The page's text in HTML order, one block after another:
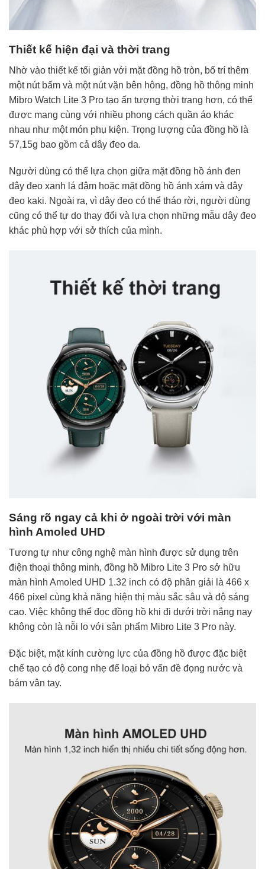
Thiết kế hiện đại và thời trang
Nhờ vào thiết kế tối giản với mặt đồng hồ tròn, bố trí thêm
một nút bấm và một nút vặn bên hông, đồng hồ thông minh
Mibro Watch Lite 3 Pro tạo ấn tượng thời trang hơn, có thể
được mang cùng với nhiều phong cách quần áo khác
nhau như một món phụ kiện. Trọng lượng của đồng hồ là
57,15g bao gồm cả dây đeo da.
Người dùng có thể lựa chọn giữa mặt đồng hồ ánh đen
dây đeo xanh lá đậm hoặc mặt đồng hồ ánh xám và dây
đeo kaki. Ngoài ra, vì dây đeo có thể tháo rời, người dùng
cũng có thể tự do thay đổi và lựa chọn những mẫu dây đeo
khác phù hợp với sở thích của mình.
Sáng rõ ngay cả khi ở ngoài trời với màn
hình Amoled UHD
Tương tự như công nghệ màn hình được sử dụng trên
điện thoại thông minh, đồng hồ Mibro Lite 3 Pro sở hữu
màn hình Amoled UHD 1.32 inch có độ phân giải là 466 x
466 pixel cùng khả năng hiện thị màu sắc sâu và độ sáng
cao. Việc không thể đọc đồng hồ khi đi dưới trời nắng nay
không còn là nỗi lo với sản phẩm Mibro Lite 3 Pro này.
Đặc biệt, mặt kính cường lực của đồng hồ được đặc biệt
chế tạo có độ cong nhẹ để loại bỏ vấn đề đọng nước và
bám vân tay.